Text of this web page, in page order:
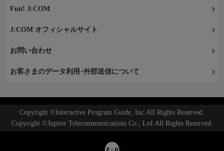
Fun! J:COM
J:COM オフィシャルサイト
お問い合わせ
お客さまのデータ利用･外部送信について
Copyright ©Interactive Program Guide, Inc.All Rights Reserved.
Copyright ©Jupiter Telecommunications Co., Ltd.All Rights Reserved.